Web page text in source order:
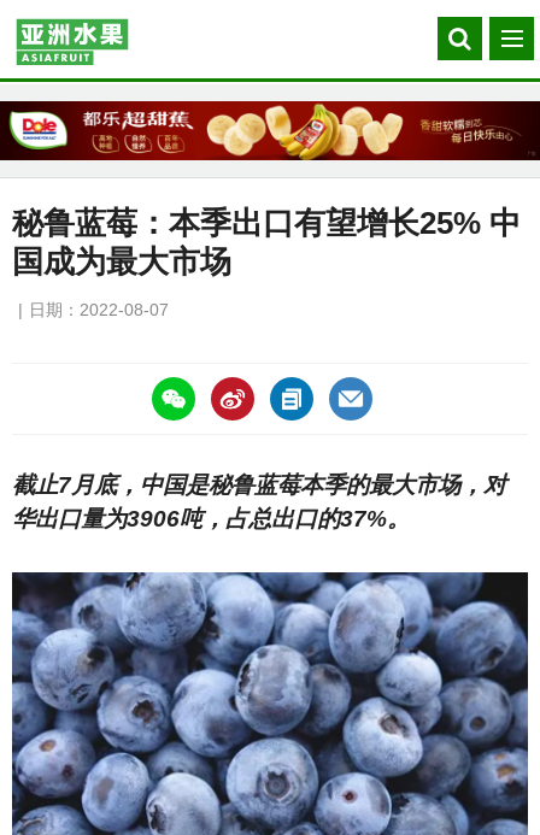
Search
our
菜
单
秘鲁蓝莓：本季出口有望增长25% 中
国成为最大市场
日期：2022-08-07
https://asiafruitchina.net/22142.html
截止7月底，中国是秘鲁蓝莓本季的最大市场，对
华出口量为3906吨，占总出口的37%。